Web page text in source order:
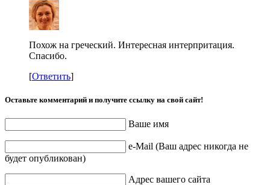
Похож на греческий. Интересная интерпритация.
Спасибо.
[Ответить]
Оставьте комментарий и получите ссылку на свой сайт!
Ваше имя
e-Mail (Ваш адрес никогда не
будет опубликован)
Адрес вашего сайта